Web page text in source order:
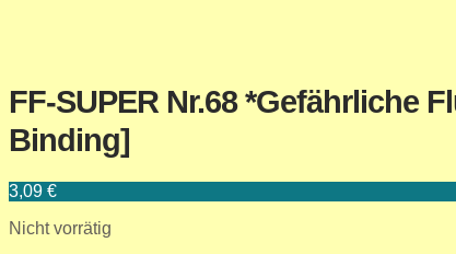
FF-SUPER Nr.68 *Gefährliche
Binding]
3,09 €
Nicht vorrätig